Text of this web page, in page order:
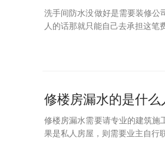
洗手间防水没做好是需要装修公
人的话那就只能自己去承担这笔
修楼房漏水的是什么
修楼房漏水需要请专业的建筑施
果是私人房屋，则需要业主自行